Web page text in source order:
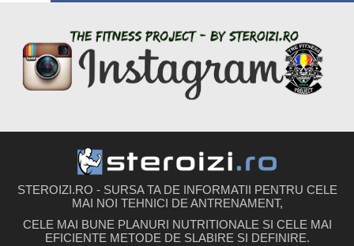
STEROIZI.RO - SURSA TA DE INFORMATII PENTRU CELE
MAI NOI TEHNICI DE ANTRENAMENT,
CELE MAI BUNE PLANURI NUTRITIONALE SI CELE MAI
EFICIENTE METODE DE SLABIRE SI DEFINIRE.